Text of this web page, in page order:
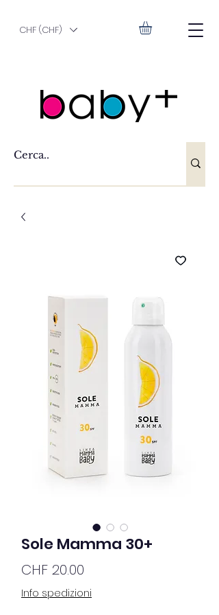
CHF (CHF)
Sole Mamma 30+
CHF 20.00
Info spedizioni